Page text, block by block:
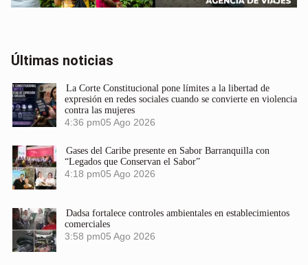
Últimas noticias
La Corte Constitucional pone límites a la libertad de
expresión en redes sociales cuando se convierte en violencia
contra las mujeres
4:36 pm05 Ago 2026
Gases del Caribe presente en Sabor Barranquilla con
“Legados que Conservan el Sabor”
4:18 pm05 Ago 2026
Dadsa fortalece controles ambientales en establecimientos
comerciales
3:58 pm05 Ago 2026